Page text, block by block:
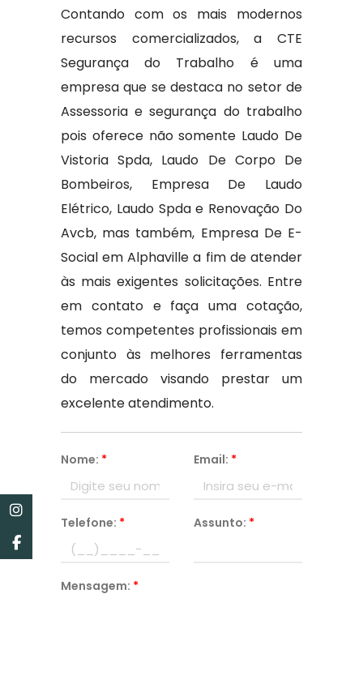
Contando com os mais modernos
recursos comercializados, a CTE
Segurança do Trabalho é uma
empresa que se destaca no setor de
Assessoria e segurança do trabalho
pois oferece não somente Laudo De
Vistoria Spda, Laudo De Corpo De
Bombeiros, Empresa De Laudo
Elétrico, Laudo Spda e Renovação Do
Avcb, mas também, Empresa De E-
Social em Alphaville a fim de atender
às mais exigentes solicitações. Entre
em contato e faça uma cotação,
temos competentes profissionais em
conjunto às melhores ferramentas
do mercado visando prestar um
excelente atendimento.
Nome: * Email: *
Telefone: * Assunto: *
Mensagem: *